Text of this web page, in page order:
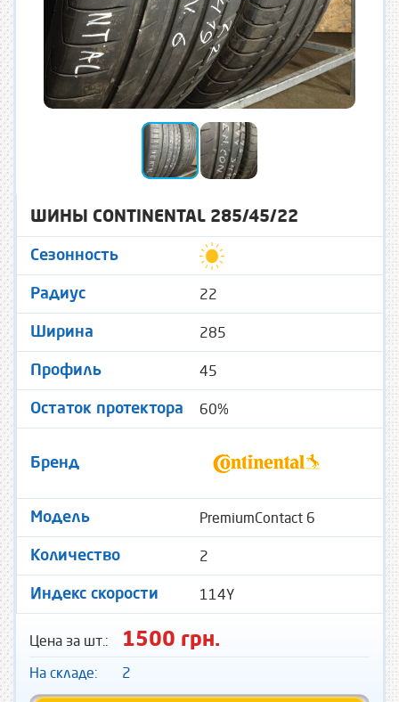
ШИНЫ CONTINENTAL 285/45/22
Сезонность
Радиус 22
Ширина 285
Профиль 45
Остаток протектора 60%
Бренд
Модель PremiumContact 6
Количество 2
Индекс скорости 114Y
Цена за шт.: 1500 грн.
На складе: 2